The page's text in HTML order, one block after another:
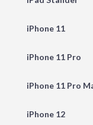
iPhone 11
iPhone 11 Pro
iPhone 11 Pro
iPhone 12